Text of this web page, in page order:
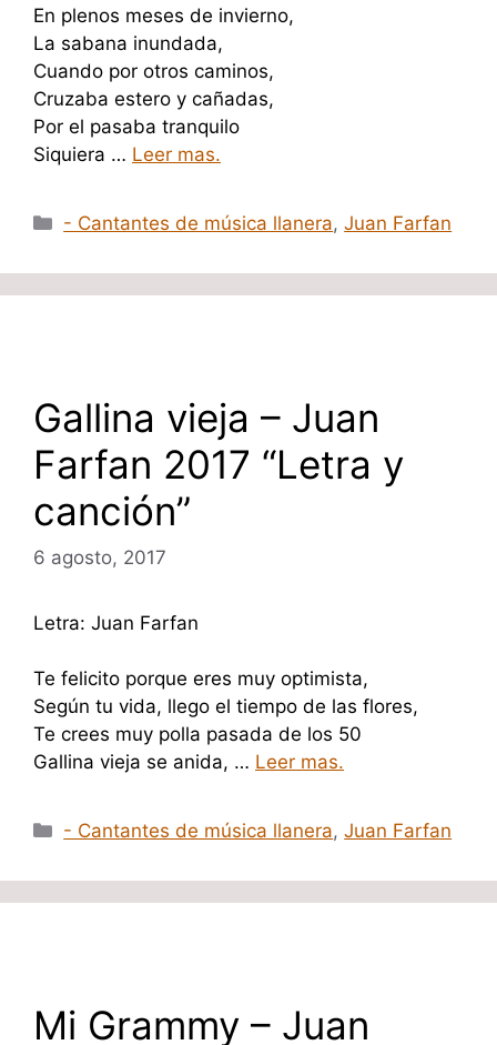
En plenos meses de invierno,
La sabana inundada,
Cuando por otros caminos,
Cruzaba estero y cañadas,
Por el pasaba tranquilo
Siquiera … Leer mas.
Categorías
- Cantantes de música llanera,Juan Farfan
Gallina vieja – Juan
Farfan 2017 “Letra y
canción”
6 agosto, 2017
Letra: Juan Farfan
Te felicito porque eres muy optimista,
Según tu vida, llego el tiempo de las flores,
Te crees muy polla pasada de los 50
Gallina vieja se anida, … Leer mas.
Categorías
- Cantantes de música llanera,Juan Farfan
Mi Grammy – Juan